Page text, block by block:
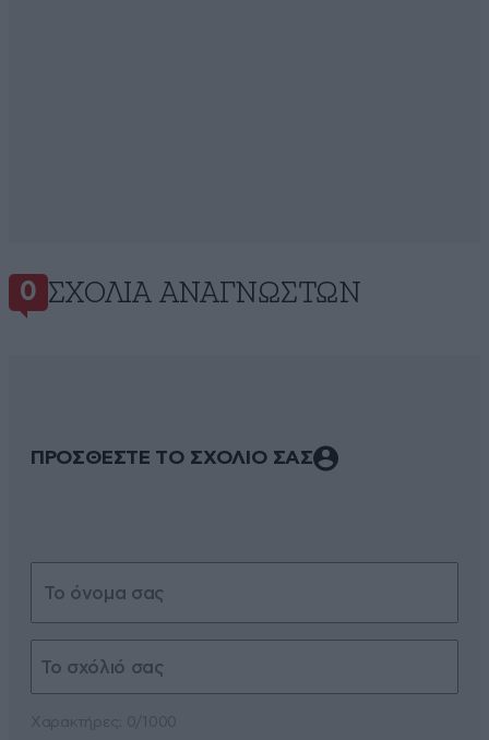
0 ΣΧΌΛΙΑ ΑΝΑΓΝΩΣΤΏΝ
ΠΡΟΣΘΕΣΤΕ ΤΟ ΣΧΟΛΙΟ ΣΑΣ